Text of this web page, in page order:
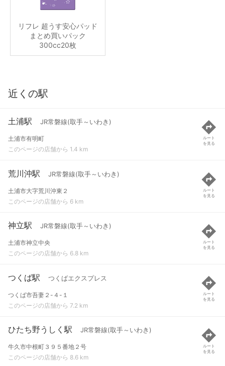
リフレ 超うす安心パッド
まとめ買いパック
300cc20枚
近くの駅
土浦駅 JR常磐線(取手～いわき)
土浦市有明町
このページの店舗から 1.4 km
ルート
を見る
荒川沖駅 JR常磐線(取手～いわき)
土浦市大字荒川沖東２
このページの店舗から 6 km
ルート
を見る
神立駅 JR常磐線(取手～いわき)
土浦市神立中央
このページの店舗から 6.8 km
ルート
を見る
つくば駅 つくばエクスプレス
つくば市吾妻２-４-１
このページの店舗から 7.2 km
ルート
を見る
ひたち野うしく駅 JR常磐線(取手～いわき)
牛久市中根町３９５番地２号
このページの店舗から 8.6 km
ルート
を見る